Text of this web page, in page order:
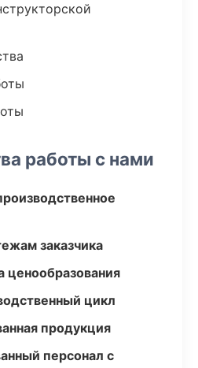
работы с нами
заказчика
ценообразования
цикл
продукция
персонал с